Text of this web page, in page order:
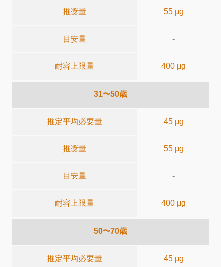
推奨量 55 μg
目安量 -
耐容上限量 400 μg
31〜50歳
推定平均必要量 45 μg
推奨量 55 μg
目安量 -
耐容上限量 400 μg
50〜70歳
推定平均必要量 45 μg